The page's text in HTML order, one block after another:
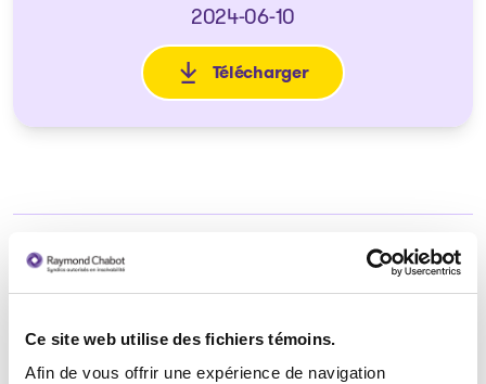
Ce site web utilise des fichiers témoins.
Afin de vous offrir une expérience de navigation
2024-06-10
Télécharger
: Avis de faillite